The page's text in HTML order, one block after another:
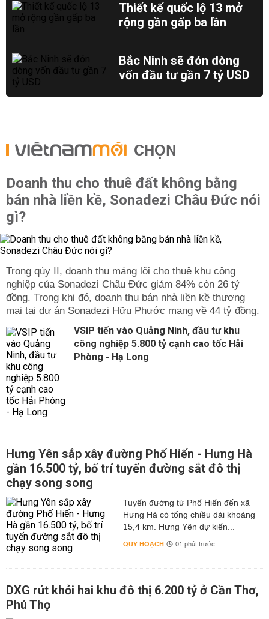
Thiết kế quốc lộ 13 mở
rộng gần gấp ba lần
Bắc Ninh sẽ đón dòng
vốn đầu tư gần 7 tỷ USD
CHỌN
Doanh thu cho thuê đất không bằng
bán nhà liền kề, Sonadezi Châu Đức nói
gì?
Trong qúy II, doanh thu mảng lõi cho thuê khu công
nghiệp của Sonadezi Châu Đức giảm 84% còn 26 tỷ
đồng. Trong khi đó, doanh thu bán nhà liền kề thương
mại tại dự án Sonadezi Hữu Phước mang về 44 tỷ đồng.
VSIP tiến vào Quảng Ninh, đầu tư khu
công nghiệp 5.800 tỷ cạnh cao tốc Hải
Phòng - Hạ Long
Hưng Yên sắp xây đường Phố Hiến - Hưng Hà
gần 16.500 tỷ, bố trí tuyến đường sắt đô thị
chạy song song
Tuyến đường từ Phố Hiến đến xã
Hưng Hà có tổng chiều dài khoảng
15,4 km. Hưng Yên dự kiến...
QUY HOẠCH 01 phút trước
DXG rút khỏi hai khu đô thị 6.200 tỷ ở Cần Thơ,
Phú Thọ